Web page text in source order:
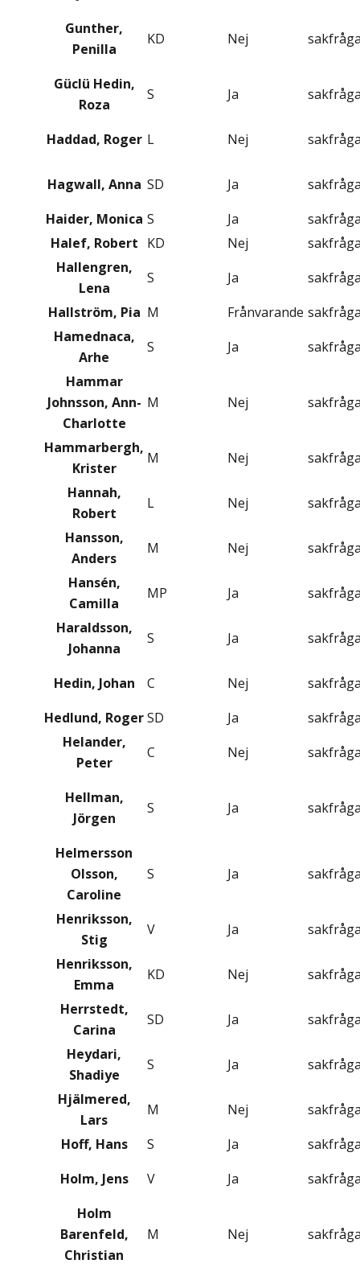
Gunther,
Penilla
KD Nej
Güclü Hedin,
Roza
S Ja
Haddad, Roger L Nej
Hagwall, Anna SD Ja
Haider, Monica S Ja
Halef, Robert KD Nej
Hallengren,
Lena
S Ja
Hallström, Pia M Frånvarande
Hamednaca,
Arhe
S Ja
Hammar
Johnsson, Ann-
Charlotte
M Nej
Hammarbergh,
Krister
M Nej
Hannah,
Robert
L Nej
Hansson,
Anders
M Nej
Hansén,
Camilla
MP Ja
Haraldsson,
Johanna
S Ja
Hedin, Johan C Nej
Hedlund, RogerSD Ja
Helander,
Peter
C Nej
Hellman,
Jörgen
S Ja
Helmersson
Olsson,
Caroline
S Ja
Henriksson,
Stig
V Ja
Henriksson,
Emma
KD Nej
Herrstedt,
Carina
SD Ja
Heydari,
Shadiye
S Ja
Hjälmered,
Lars
M Nej
Hoff, Hans
S Ja
Holm, Jens
V Ja
Holm
Barenfeld,
Christian
M Nej